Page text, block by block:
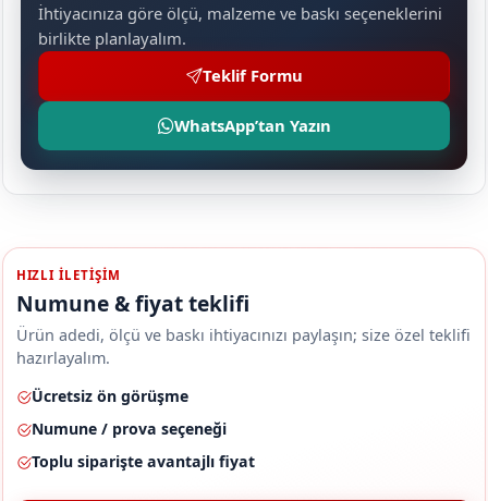
İhtiyacınıza göre ölçü, malzeme ve baskı seçeneklerini
birlikte planlayalım.
Teklif Formu
WhatsApp’tan Yazın
HIZLI ILETIŞIM
Numune & fiyat teklifi
Ürün adedi, ölçü ve baskı ihtiyacınızı paylaşın; size özel teklifi
hazırlayalım.
Ücretsiz ön görüşme
Numune / prova seçeneği
Toplu siparişte avantajlı fiyat